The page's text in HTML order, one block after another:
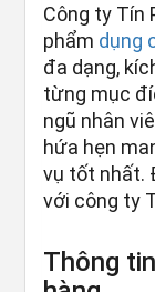
Công ty Tín
phẩm dụng
đa dạng,
từng mục
ngũ nhân
hứa hẹn
vụ tốt nhất.
với công ty
Thông